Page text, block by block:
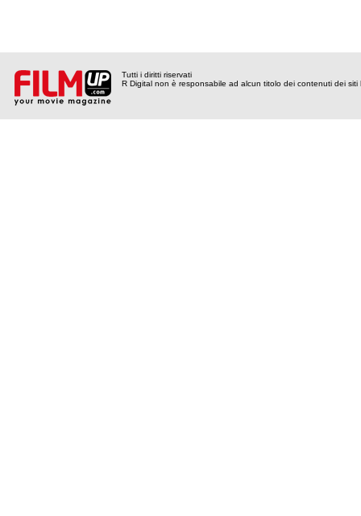
Tutti i diritti riservati
R Digital non è responsabile ad alcun titolo dei contenuti dei siti